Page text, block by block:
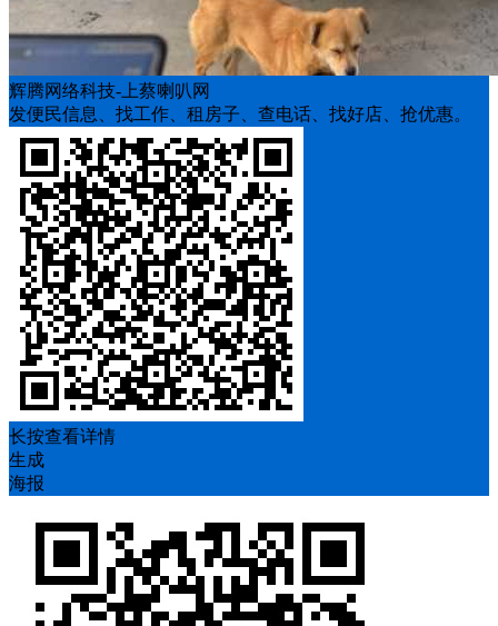
辉腾网络科技-上蔡喇叭网
发便民信息、找工作、租房子、查电话、找好店、抢优惠。
长按查看详情
生成
海报